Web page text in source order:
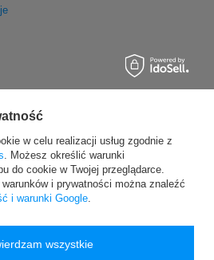
w celu realizacji usług zgodnie z
. Możesz określić warunki
do cookie w Twojej przeglądarce.
i prywatności można znaleźć
i warunki Google.
wszystkie